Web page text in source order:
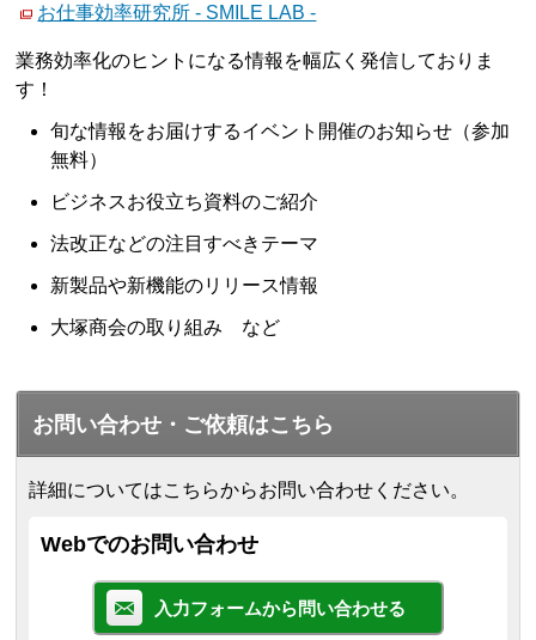
お仕事効率研究所 - SMILE LAB -
業務効率化のヒントになる情報を幅広く発信しておりま
す！
旬な情報をお届けするイベント開催のお知らせ（参加
無料）
ビジネスお役立ち資料のご紹介
法改正などの注目すべきテーマ
新製品や新機能のリリース情報
大塚商会の取り組み など
お問い合わせ・ご依頼はこちら
詳細についてはこちらからお問い合わせください。
Webでのお問い合わせ
入力フォームから問い合わせる